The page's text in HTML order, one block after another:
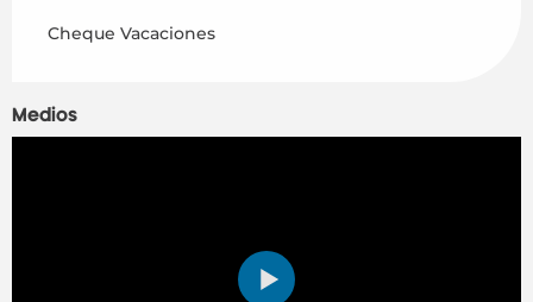
Cheque Vacaciones
Medios